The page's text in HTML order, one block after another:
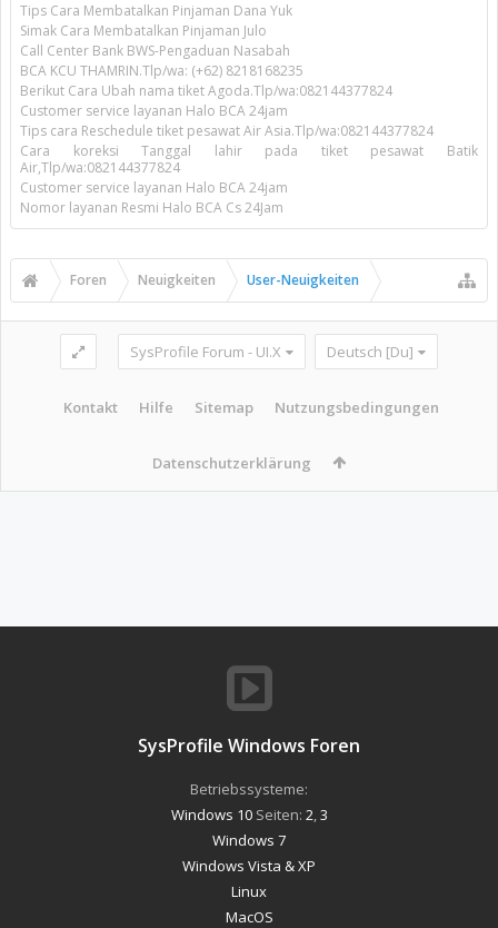
Tips Cara Membatalkan Pinjaman Dana Yuk
Simak Cara Membatalkan Pinjaman Julo
Call Center Bank BWS-Pengaduan Nasabah
BCA KCU THAMRIN.Tlp/wa: (+62) 8218168235
Berikut Cara Ubah nama tiket Agoda.Tlp/wa:082144377824
Customer service layanan Halo BCA 24jam
Tips cara Reschedule tiket pesawat Air Asia.Tlp/wa:082144377824
Cara koreksi Tanggal lahir pada tiket pesawat Batik
Air,Tlp/wa:082144377824
Customer service layanan Halo BCA 24jam
Nomor layanan Resmi Halo BCA Cs 24Jam
Foren Neuigkeiten User-Neuigkeiten
SysProfile Forum - UI.X Deutsch [Du]
Kontakt Hilfe Sitemap Nutzungsbedingungen
Datenschutzerklärung
SysProfile Windows Foren
Betriebssysteme:
Windows 10Seiten: 2 3
Windows 7
Windows Vista & XP
Linux
MacOS